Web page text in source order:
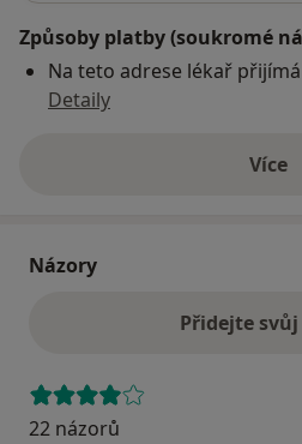
Způsoby platby (soukromé
Na teto adrese lékař
Detaily
Více
o
Názory
Přidejte
22 názorů